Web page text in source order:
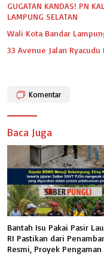
GUGATAN KANDAS! PN
LAMPUNG SELATAN
Wali Kota Bandar
33 Avenue Jalan
Komentar
Baca Juga
Bantah Isu Pakai Pasir
RI Pastikan dari
Resmi, Proyek Pengaman